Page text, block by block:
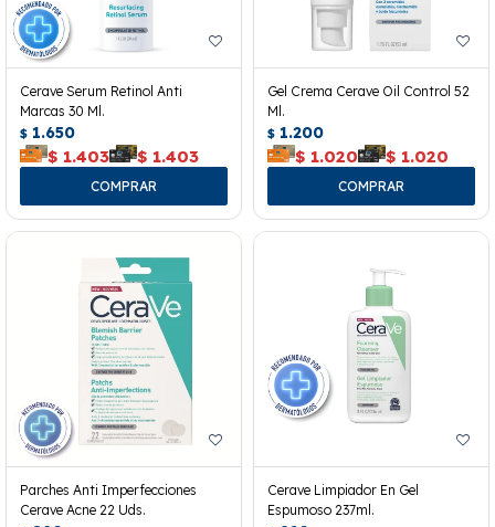
Cerave Serum Retinol Anti
Marcas 30 Ml.
$ 1.650
$ 1.403 $ 1.403
Gel Crema Cerave Oil Control 52
Ml.
$ 1.200
$ 1.020 $ 1.020
Parches Anti Imperfecciones
Cerave Acne 22 Uds.
Cerave Limpiador En Gel
Espumoso 237ml.